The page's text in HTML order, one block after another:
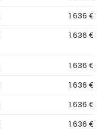
1.636 €
1.636 €
1.636 €
1.636 €
1.636 €
1.636 €